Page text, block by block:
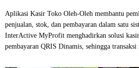
Aplikasi Kasir Toko Oleh-Oleh membantu
penjualan, stok, dan pembayaran dalam satu
InterActive MyProfit menghadirkan solusi
pembayaran QRIS Dinamis, sehingga